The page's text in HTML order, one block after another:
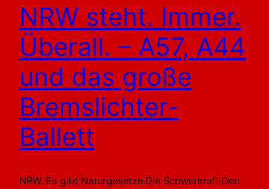
NRW steht. Immer.
Überall. – A57, A44
und das große
Bremslichter-
Ballett
NRW. Es gibt Naturgesetze.Die Schwerkraft.Den